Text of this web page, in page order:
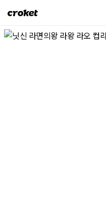
크
켓